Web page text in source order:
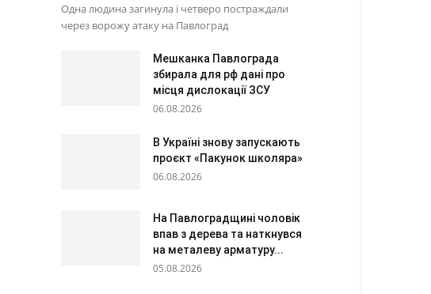
Одна людина загинула і четверо постраждали
через ворожу атаку на Павлоград
Мешканка Павлограда
збирала для рф дані про
місця дислокації ЗСУ
06.08.2026
В Україні знову запускають
проєкт «Пакунок школяра»
06.08.2026
На Павлоградщині чоловік
впав з дерева та наткнувся
на металеву арматуру...
05.08.2026